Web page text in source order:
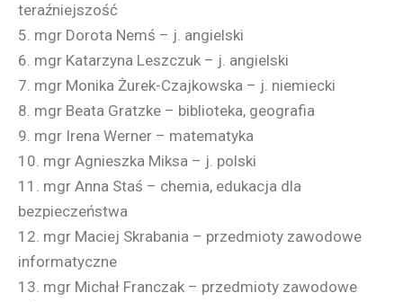
teraźniejszość
5. mgr Dorota Nemś – j. angielski
6. mgr Katarzyna Leszczuk – j. angielski
7. mgr Monika Żurek-Czajkowska – j. niemiecki
8. mgr Beata Gratzke – biblioteka, geografia
9. mgr Irena Werner – matematyka
10. mgr Agnieszka Miksa – j. polski
11. mgr Anna Staś – chemia, edukacja dla
bezpieczeństwa
12. mgr Maciej Skrabania – przedmioty zawodowe
informatyczne
13. mgr Michał Franczak – przedmioty zawodowe